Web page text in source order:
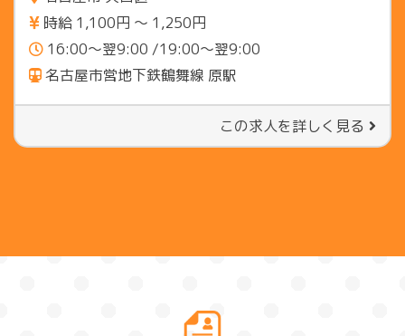
時給 1,100円 〜 1,250円
16:00～翌9:00 /19:00～翌9:00
名古屋市営地下鉄鶴舞線 原駅
この求人を詳しく見る